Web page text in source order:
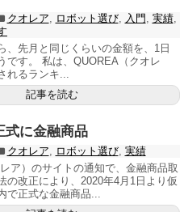
クオレア ロボット選び, 入門 実績,
、先月と同じくらいの金額を、1日
です。 私は、QUOREA（クオレ
れるランキ...
記事を読む
式に金融商品
クオレア ロボット選び, 実績
ア）のサイトの通知で、金融商品取
の改正により、2020年4月1日より仮
で正式な金融商品...